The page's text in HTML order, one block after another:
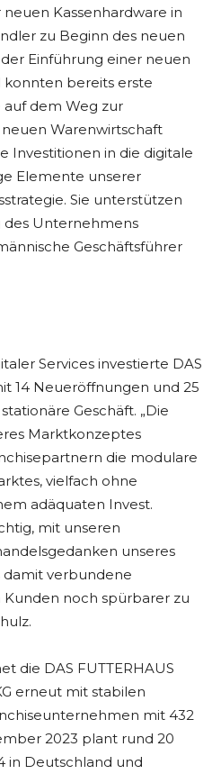
Kassenhardware in
zu Beginn des neuen
Einführung einer neuen
konnten bereits erste
dem Weg zur
Warenwirtschaft
Investitionen in die digitale
Elemente unserer
Sie unterstützen
des Unternehmens
Geschäftsführer
Services investierte DAS
14 Neueröffnungen und 25
Geschäft. „Die
Marktkonzeptes
die modulare
vielfach ohne
adäquaten Invest.
mit unseren
unseres
verbundene
Kunden noch spürbarer zu
die DAS FUTTERHAUS
erneut mit stabilen
mit 432
2023 plant rund 20
in Deutschland und